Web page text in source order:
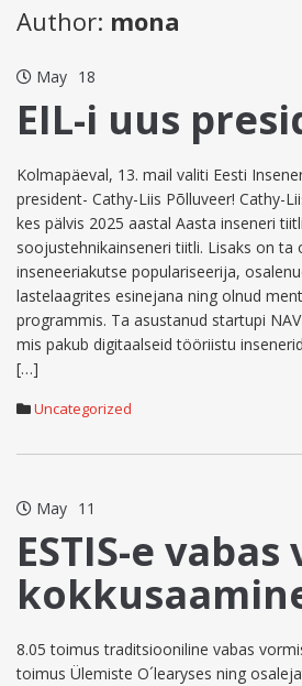
Author: mona
May 18
EIL-i uus
Kolmapäeval, 13. mail valiti Eesti
president- Cathy-Liis Põlluveer! Cathy-
kes pälvis 2025 aastal Aasta inseneri
soojustehnikainseneri tiitli. Lisaks on ta
inseneeriakutse populariseerija,
lastelaagrites esinejana ning olnud
programmis. Ta asustanud startupi
mis pakub digitaalseid tööriistu
[…]
Uncategorized
May 11
ESTIS-e
8.05 toimus traditsiooniline vabas
toimus Ülemiste O´learyses ning